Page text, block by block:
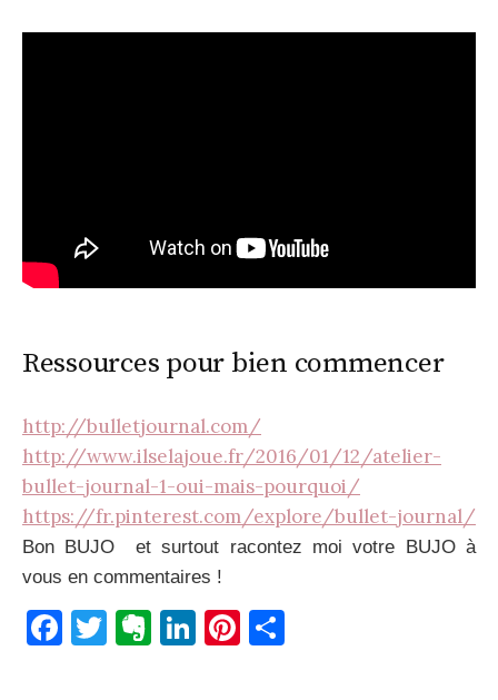
Ressources pour bien commencer
http://bulletjournal.com/
http://www.ilselajoue.fr/2016/01/12/atelier-
bullet-journal-1-oui-mais-pourquoi/
https://fr.pinterest.com/explore/bullet-journal/
Bon BUJO et surtout racontez moi votre BUJO à
vous en commentaires !
F T E Li Pi